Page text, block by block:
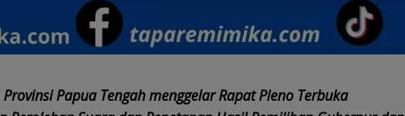
Papua Tengah menggelar Rapat Pleno Terbuka